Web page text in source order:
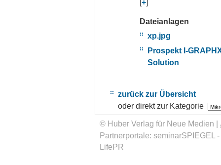
[+]
Dateianlagen
xp.jpg
Prospekt I-
Solution
zurück zur Übersicht
oder direkt zur Kategorie
© Huber Verlag für Neue Medien |
Partnerportale: seminarSPIEGEL -
LifePR